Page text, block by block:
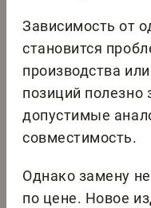
Зависимость от
становится
производства
позиций полезно
допустимые
совместимость.
Однако замену
по цене. Новое